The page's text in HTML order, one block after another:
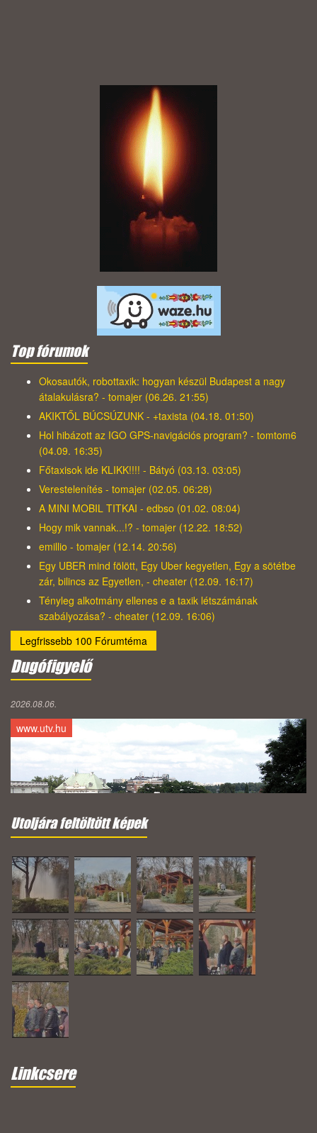
Top fórumok
Okosautók, robottaxik: hogyan készül Budapest a nagy
átalakulásra? - tomajer (06.26. 21:55)
AKIKTŐL BÚCSÚZUNK - +taxista (04.18. 01:50)
Hol hibázott az IGO GPS-navigációs program? - tomtom6
(04.09. 16:35)
Főtaxisok ide KLIKK!!!! - Bátyó (03.13. 03:05)
Verestelenítés - tomajer (02.05. 06:28)
A MINI MOBIL TITKAI - edbso (01.02. 08:04)
Hogy mik vannak...!? - tomajer (12.22. 18:52)
emillio - tomajer (12.14. 20:56)
Egy UBER mind fölött, Egy Uber kegyetlen, Egy a sötétbe
zár, bilincs az Egyetlen, - cheater (12.09. 16:17)
Tényleg alkotmány ellenes e a taxik létszámának
szabályozása? - cheater (12.09. 16:06)
Legfrissebb 100 Fórumtéma
Dugófigyelő
2026.08.06.
www.utv.hu
Utoljára feltöltött képek
Linkcsere